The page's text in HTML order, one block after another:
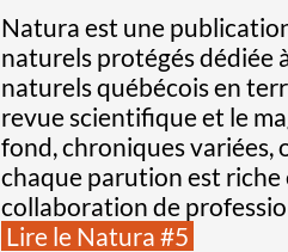
Natura est une
naturels protégés dédiée
naturels québécois en
revue scientifique et le
fond, chroniques variées,
chaque parution est riche
collaboration de
Lire le Natura #5